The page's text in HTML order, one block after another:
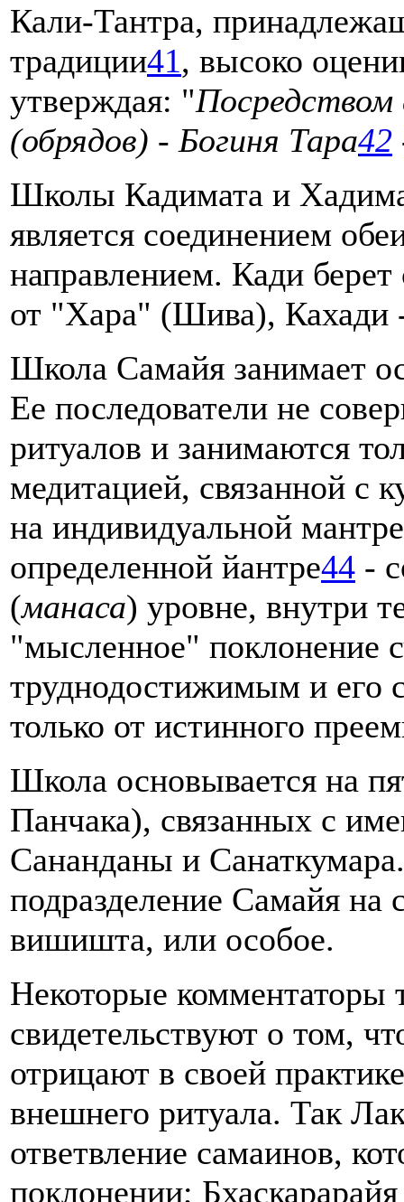
Кали-Тантра,
традиции41, высоко
утверждая: "Посредством
(обрядов) - Богиня Тара42
Школы Кадимата и
является соединением
направлением. Кади
от "Хара" (Шива), Кахади
Школа Самайя занимает
Ее последователи не
ритуалов и занимаются
медитацией, связанной с
на индивидуальной
определенной йантре44 -
(манаса) уровне, внутри
"мысленное" поклонение
труднодостижимым и его
только от истинного
Школа основывается на
Панчака), связанных с
Сананданы и
подразделение Самайя на
вишишта, или особое.
Некоторые комментаторы
свидетельствуют о том,
отрицают в своей
внешнего ритуала. Так
ответвление самаинов,
поклонении;